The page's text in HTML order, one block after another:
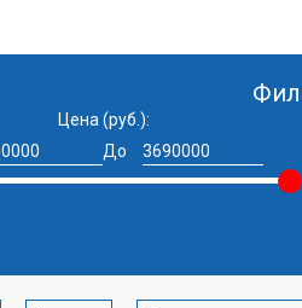
Цена (руб.):
До